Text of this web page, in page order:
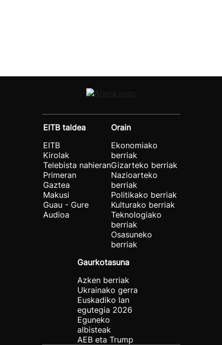
EITB taldea
EITB
Kirolak
Telebista nahieran
Primeran
Gaztea
Makusi
Guau - Gure
Audioa
Orain
Ekonomiako
berriak
Gizarteko berriak
Nazioarteko
berriak
Politikako berriak
Kulturako berriak
Teknologiako
berriak
Osasuneko
berriak
Gaurkotasuna
Azken berriak
Ukrainako gerra
Euskadiko lan
egutegia 2026
Eguneko
albisteak
AEB eta Trump